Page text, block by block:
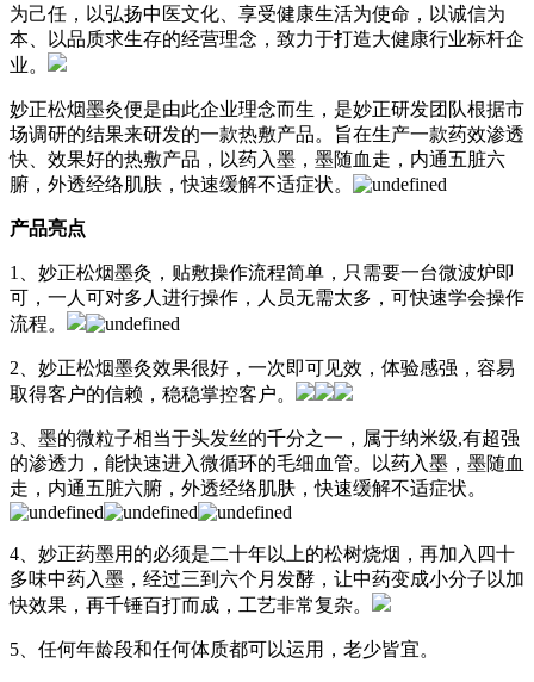
为己任，以弘扬中医文化、享受健康生活为使命，以诚信为
本、以品质求生存的经营理念，致力于打造大健康行业标杆企
业。
妙正松烟墨灸便是由此企业理念而生，是妙正研发团队根据市
场调研的结果来研发的一款热敷产品。旨在生产一款药效渗透
快、效果好的热敷产品，以药入墨，墨随血走，内通五脏六
腑，外透经络肌肤，快速缓解不适症状。
产品亮点
1、妙正松烟墨灸，贴敷操作流程简单，只需要一台微波炉即
可，一人可对多人进行操作，人员无需太多，可快速学会操作
流程。
2、妙正松烟墨灸效果很好，一次即可见效，体验感强，容易
取得客户的信赖，稳稳掌控客户。
3、墨的微粒子相当于头发丝的千分之一，属于纳米级,有超强
的渗透力，能快速进入微循环的毛细血管。以药入墨，墨随血
走，内通五脏六腑，外透经络肌肤，快速缓解不适症状。
4、妙正药墨用的必须是二十年以上的松树烧烟，再加入四十
多味中药入墨，经过三到六个月发酵，让中药变成小分子以加
快效果，再千锤百打而成，工艺非常复杂。
5、任何年龄段和任何体质都可以运用，老少皆宜。